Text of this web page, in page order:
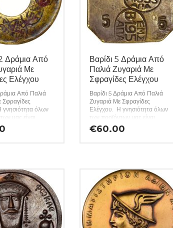
Δράμια Από
Με
Ελέγχου
Από Παλιά
όλων
μας είναι
όρου ζωής ενώ
–
Βαρίδι 5 Δράμια Από
Παλιά Ζυγαριά Με
Σφραγίδες Ελέγχου
Βαρίδι 5 Δράμια Από Παλιά
Ζυγαριά Με Σφραγίδες
Ελέγχου. Η γνησιότητα όλων
των προϊόντων μας είναι
εγγυημένη εφ όρου ζωής ενώ
τυχόν ιδιαιτερότητες –
€60.00